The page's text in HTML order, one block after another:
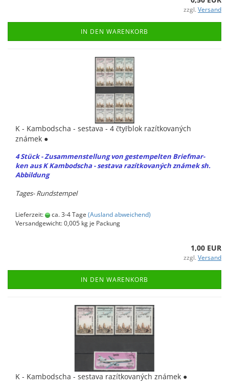
zzgl. Versand
IN DEN WARENKORB
K - Kam­bo­dscha - sesta­va - 4 čtyřblok razítko­vaných
známek ●
4 Stück - Zu­sam­men­stel­lung von ge­stem­pel­ten Brief­mar­
ken aus K Kam­bo­dscha - sesta­va razítko­vaných známek sh.
Ab­bil­dung
Tages-​ Runds­tem­pel
Lieferzeit: ca. 3-4 Tage (Ausland abweichend)
Versandgewicht:0,005 kg je Packung
1,00 EUR
zzgl. Versand
IN DEN WARENKORB
K - Kam­bo­dscha - sesta­va razítko­vaných známek ●